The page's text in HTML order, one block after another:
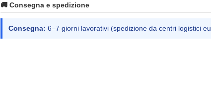
🚚 Consegna e spedizione
Consegna: 6–7 giorni lavorativi (spedizione da centri logistici